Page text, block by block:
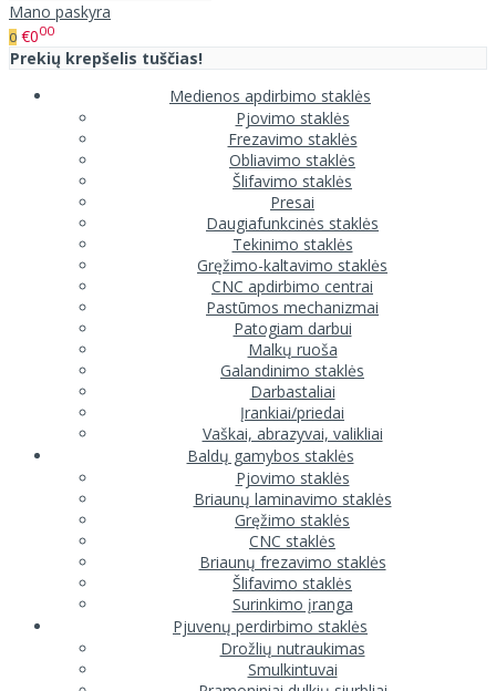
Mano paskyra
0 €000
Prekių krepšelis tuščias!
Medienos apdirbimo staklės
Pjovimo staklės
Frezavimo staklės
Obliavimo staklės
Šlifavimo staklės
Presai
Daugiafunkcinės staklės
Tekinimo staklės
Gręžimo-kaltavimo staklės
CNC apdirbimo centrai
Pastūmos mechanizmai
Patogiam darbui
Malkų ruoša
Galandinimo staklės
Darbastaliai
Įrankiai/priedai
Vaškai, abrazyvai, valikliai
Baldų gamybos staklės
Pjovimo staklės
Briaunų laminavimo staklės
Gręžimo staklės
CNC staklės
Briaunų frezavimo staklės
Šlifavimo staklės
Surinkimo įranga
Pjuvenų perdirbimo staklės
Drožlių nutraukimas
Smulkintuvai